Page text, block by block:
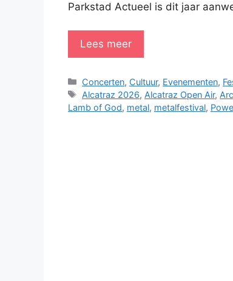
Parkstad Actueel is dit jaar
Lees meer
Categorieën
Concerten, Cultuur, Evenementen,
Tags
Alcatraz 2026, Alcatraz Open Air,
Lamb of God, metal, metalfestival,